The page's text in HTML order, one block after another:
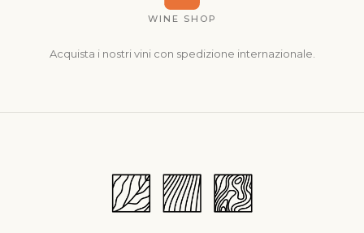
WINE SHOP
Acquista i nostri vini con spedizione internazionale.